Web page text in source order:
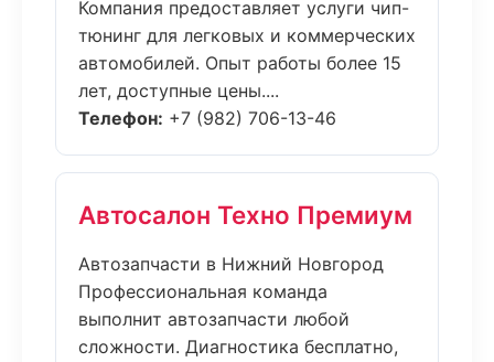
Компания предоставляет услуги чип-
тюнинг для легковых и коммерческих
автомобилей. Опыт работы более 15
лет, доступные цены....
Телефон: +7 (982) 706-13-46
Автосалон Техно Премиум
Автозапчасти в Нижний Новгород
Профессиональная команда
выполнит автозапчасти любой
сложности. Диагностика бесплатно,